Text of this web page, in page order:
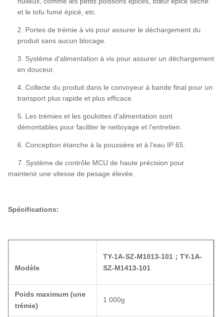
et le tofu fumé épicé, etc.
2. Portes de trémie à vis pour assurer le déchargement du
produit sans aucun blocage.
3. Système d'alimentation à vis pour assurer un déchargement
en douceur.
4. Collecte du produit dans le convoyeur à bande final pour un
transport plus rapide et plus efficace.
5. Les trémies et les goulottes d'alimentation sont
démontables pour faciliter le nettoyage et l'entretien.
6. Conception étanche à la poussière et à l'eau IP 65.
7. Système de contrôle MCU de haute précision pour
maintenir une vitesse de pesage élevée.
Spécifications:
Modèle
TY-1A-SZ-M1013-101 ； TY-1A-
SZ-M1413-101
Poids maximum (une
trémie)
1 000g